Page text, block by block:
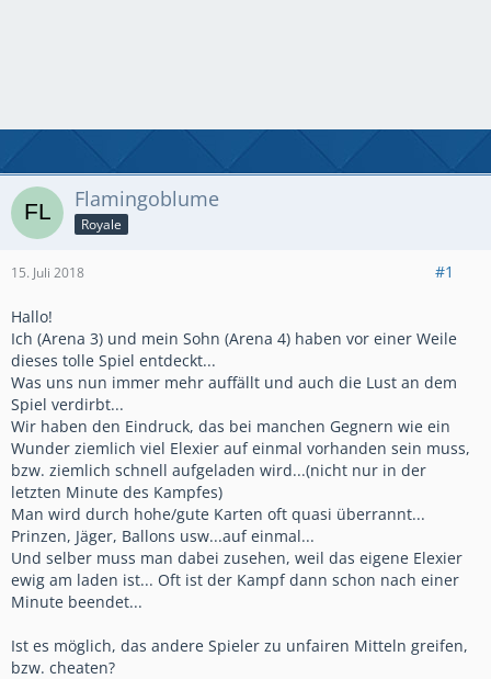
Flamingoblume
Royale
15. Juli 2018 #1
Hallo!
Ich (Arena 3) und mein Sohn (Arena 4) haben vor einer Weile
dieses tolle Spiel entdeckt...
Was uns nun immer mehr auffällt und auch die Lust an dem
Spiel verdirbt...
Wir haben den Eindruck, das bei manchen Gegnern wie ein
Wunder ziemlich viel Elexier auf einmal vorhanden sein muss,
bzw. ziemlich schnell aufgeladen wird...(nicht nur in der
letzten Minute des Kampfes)
Man wird durch hohe/gute Karten oft quasi überrannt...
Prinzen, Jäger, Ballons usw...auf einmal...
Und selber muss man dabei zusehen, weil das eigene Elexier
ewig am laden ist... Oft ist der Kampf dann schon nach einer
Minute beendet...
Ist es möglich, das andere Spieler zu unfairen Mitteln greifen,
bzw. cheaten?